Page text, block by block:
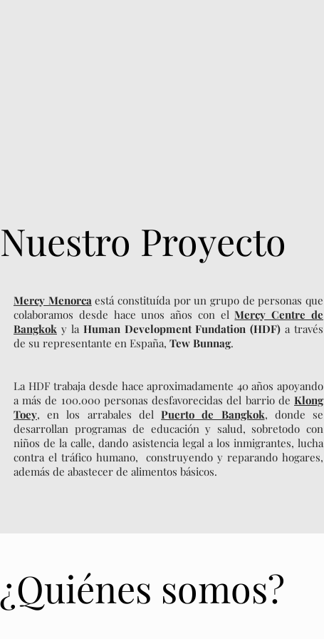
Nuestro Proyecto
Mercy Menorcaestá constituída por un grupo de personas que
colaboramos desde hace unos años con elMercy Centre de
Bangkok y la Human Development Fundation (HDF) a través
de su representante en España, Tew Bunnag.
La HDF trabaja desde hace aproximadamente 40 años apoyando
a más de 100.000 personas desfavorecidas del barrio de Klong
Toey, en los arrabales delPuerto de Bangkok, donde se
desarrollan programas de educación y salud, sobretodo con
niños de la calle, dando asistencia legal a los inmigrantes, lucha
contra el tráfico humano, construyendo y reparando hogares,
además de abastecer de alimentos básicos.
¿Quiénes somos?